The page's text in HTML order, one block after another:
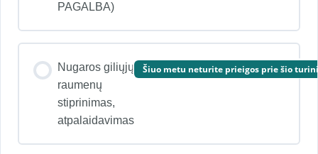
PAGALBA)
Nugaros giliųjų
raumenų
stiprinimas,
atpalaidavimas
Šiuo metu neturite prieigos prie šio